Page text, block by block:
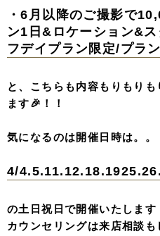
・6月以降のご撮影で
ン1日&ロケーション&
フデイプラン限定/プラ
と、こちらも内容もりもり
ます🎉！！
気になるのは開催日時は。。
4/
の土日祝日で開催いたします
カウンセリングは来店相談